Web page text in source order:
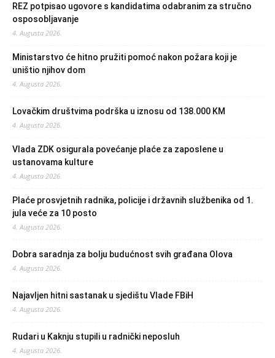
REZ potpisao ugovore s kandidatima odabranim za stručno
osposobljavanje
4. Augusta 2026.
Ministarstvo će hitno pružiti pomoć nakon požara koji je
uništio njihov dom
4. Augusta 2026.
Lovačkim društvima podrška u iznosu od 138.000 KM
4. Augusta 2026.
Vlada ZDK osigurala povećanje plaće za zaposlene u
ustanovama kulture
4. Augusta 2026.
Plaće prosvjetnih radnika, policije i državnih službenika od 1.
jula veće za 10 posto
4. Augusta 2026.
Dobra saradnja za bolju budućnost svih građana Olova
4. Augusta 2026.
Najavljen hitni sastanak u sjedištu Vlade FBiH
4. Augusta 2026.
Rudari u Kaknju stupili u radnički neposluh
4. Augusta 2026.